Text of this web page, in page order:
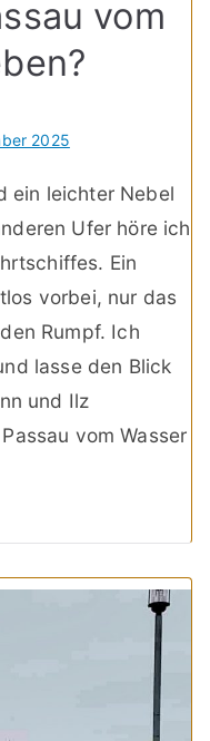
vom
2025
ein leichter Nebel
Ufer höre ich
Ein
vorbei, nur das
Rumpf. Ich
lasse den Blick
und Ilz
vom Wasser